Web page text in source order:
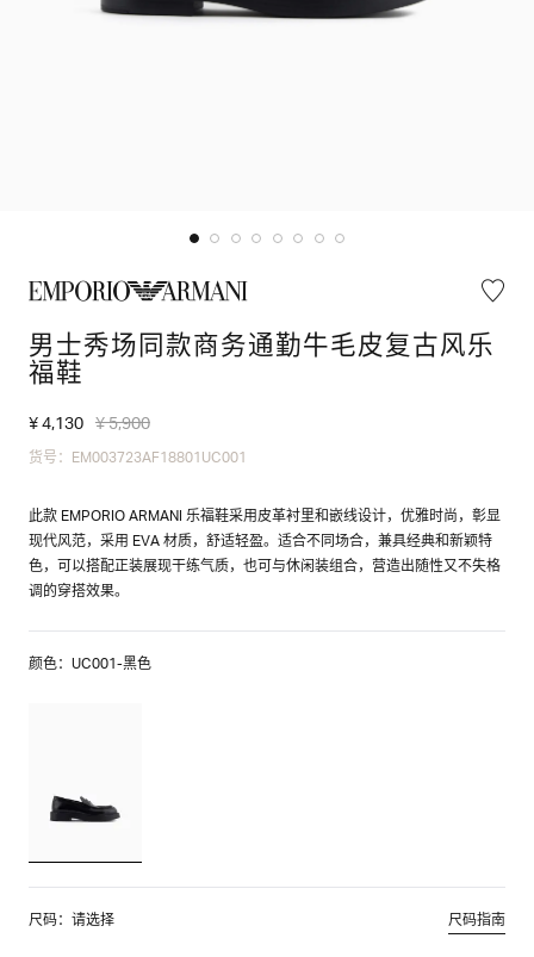
男士秀场同款商务通勤牛毛皮复古风乐
福鞋
¥ 4,130 ¥ 5,900
货号：EM003723AF18801UC001
此款 EMPORIO ARMANI 乐福鞋采用皮革衬里和嵌线设计，优雅时尚，彰显
现代风范，采用 EVA 材质，舒适轻盈。适合不同场合，兼具经典和新颖特
色，可以搭配正装展现干练气质，也可与休闲装组合，营造出随性又不失格
调的穿搭效果。
颜色：UC001-黑色
尺码：请选择 尺码指南